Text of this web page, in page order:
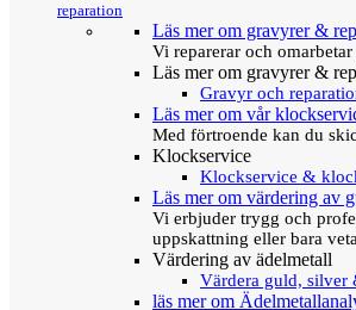
reparation
Läs mer om gravyrer &
Vi reparerar och
Läs mer om gravyrer &
Gravyr och
Läs mer om vår
Med förtroende kan du
Klockservice
Klockservice &
Läs mer om värdering av
Vi erbjuder trygg och
uppskattning eller bara
Värdering av ädelmetall
Värdera guld, silver
läs mer om